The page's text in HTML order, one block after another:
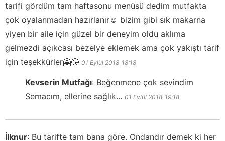
tarifi gördüm tam haftasonu menüsü dedim mutfakta
çok oyalanmadan hazırlanır☺️ bizim gibi sık makarna
yiyen bir aile için güzel bir deneyim oldu aklıma
gelmezdi açıkcası bezelye eklemek ama çok yakıştı tarif
için teşekkürler🤗😘 01 Eylül 2018 18:18
Kevserin Mutfağı: Beğenmene çok sevindim
Semacım, ellerine sağlık... 01 Eylül 2018 19:18
İlknur: Bu tarifte tam bana göre. Ondandır demek ki her